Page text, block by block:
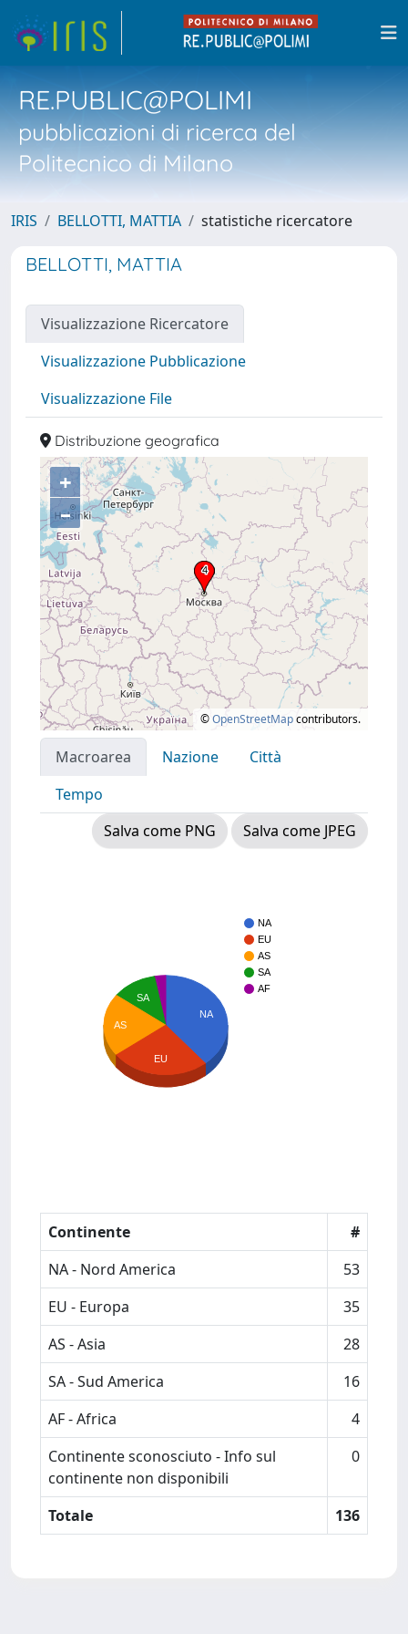
RE.PUBLIC@POLIMI
pubblicazioni di ricerca del
Politecnico di Milano
IRIS BELLOTTI, MATTIA statistiche ricercatore
BELLOTTI, MATTIA
Visualizzazione Ricercatore
Visualizzazione Pubblicazione
Visualizzazione File
Distribuzione geografica
+
–
©OpenStreetMapcontributors.
Macroarea Nazione
Città
Tempo
Salva come PNG
Salva come JPEG
NA
EU
AS
SA
AF
NA
SA
AS
EU
Continente
#
NA - Nord America
53
EU - Europa
35
AS - Asia
28
SA - Sud America
16
AF - Africa
4
Continente sconosciuto - Info sul
continente non disponibili
0
Totale 136